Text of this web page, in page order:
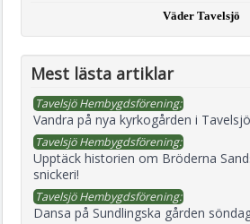
Väder Tavelsjö
Mest lästa artiklar
Tavelsjö Hembygdsförening:
Vandra på nya kyrkogården i
Tavelsjö Hembygdsförening:
Upptäck historien om Bröderna
snickeri!
Tavelsjö Hembygdsförening:
Dansa på Sundlingska gården